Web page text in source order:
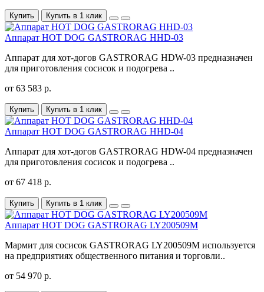
Купить Купить в 1 клик
Аппарат HOT DOG GASTRORAG HHD-03
Аппарат для хот-догов GASTRORAG HDW-03 предназначен
для приготовления сосисок и подогрева ..
от 63 583 р.
Купить Купить в 1 клик
Аппарат HOT DOG GASTRORAG HHD-04
Аппарат для хот-догов GASTRORAG HDW-04 предназначен
для приготовления сосисок и подогрева ..
от 67 418 р.
Купить Купить в 1 клик
Аппарат HOT DOG GASTRORAG LY200509M
Мармит для сосисок GASTRORAG LY200509M используется
на предприятиях общественного питания и торговли..
от 54 970 р.